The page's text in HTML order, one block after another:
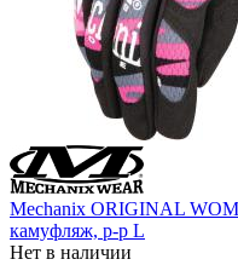
Mechanix ORIGINAL
камуфляж, р-р L
Нет в наличии